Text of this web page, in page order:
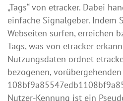
„Tags“ von etracker. Dabei
einfache Signalgeber. Indem
Webseiten surfen, erreichen
Tags, was von etracker
Nutzungsdaten ordnet
bezogenen,
Nutzer-Kennung ist ein